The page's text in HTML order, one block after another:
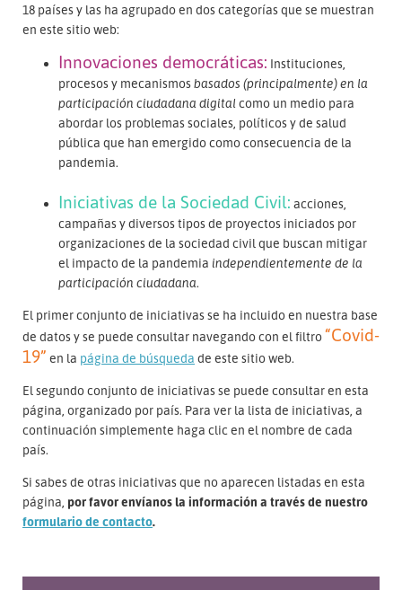
18 países y las ha agrupado en dos categorías que se muestran
en este sitio web:
Innovaciones democráticas: Instituciones,
procesos y mecanismosbasados (principalmente) en la
participación ciudadana digital como un medio para
abordar los problemas sociales, políticos y de salud
pública que han emergido como consecuencia de la
pandemia.
Iniciativas de la Sociedad Civil: acciones,
campañas y diversos tipos de proyectos iniciados por
organizaciones de la sociedad civil que buscan mitigar
el impacto de la pandemia independientemente de la
participación ciudadana.
El primer conjunto de iniciativas se ha incluido en nuestra base
de datos y se puede consultar navegando con el filtro“Covid-
19” en la página de búsqueda de este sitio web.
El segundo conjunto de iniciativas se puede consultar en esta
página, organizado por país. Para ver la lista de iniciativas, a
continuación simplemente haga clic en el nombre de cada
país.
Si sabes de otras iniciativas que no aparecen listadas en esta
página, por favor envíanos la información a través de nuestro
formulario de contacto.